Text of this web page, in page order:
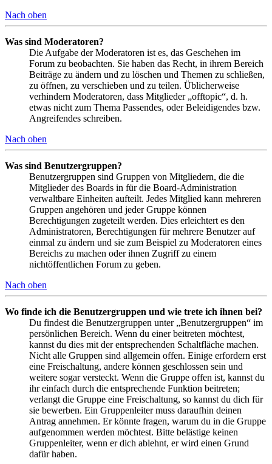
Nach oben
Was sind Moderatoren?
Die Aufgabe der Moderatoren ist es, das Geschehen im
Forum zu beobachten. Sie haben das Recht, in ihrem Bereich
Beiträge zu ändern und zu löschen und Themen zu schließen,
zu öffnen, zu verschieben und zu teilen. Üblicherweise
verhindern Moderatoren, dass Mitglieder „offtopic“, d. h.
etwas nicht zum Thema Passendes, oder Beleidigendes bzw.
Angreifendes schreiben.
Nach oben
Was sind Benutzergruppen?
Benutzergruppen sind Gruppen von Mitgliedern, die die
Mitglieder des Boards in für die Board-Administration
verwaltbare Einheiten aufteilt. Jedes Mitglied kann mehreren
Gruppen angehören und jeder Gruppe können
Berechtigungen zugeteilt werden. Dies erleichtert es den
Administratoren, Berechtigungen für mehrere Benutzer auf
einmal zu ändern und sie zum Beispiel zu Moderatoren eines
Bereichs zu machen oder ihnen Zugriff zu einem
nichtöffentlichen Forum zu geben.
Nach oben
Wo finde ich die Benutzergruppen und wie trete ich ihnen bei?
Du findest die Benutzergruppen unter „Benutzergruppen“ im
persönlichen Bereich. Wenn du einer beitreten möchtest,
kannst du dies mit der entsprechenden Schaltfläche machen.
Nicht alle Gruppen sind allgemein offen. Einige erfordern erst
eine Freischaltung, andere können geschlossen sein und
weitere sogar versteckt. Wenn die Gruppe offen ist, kannst du
ihr einfach durch die entsprechende Funktion beitreten;
verlangt die Gruppe eine Freischaltung, so kannst du dich für
sie bewerben. Ein Gruppenleiter muss daraufhin deinen
Antrag annehmen. Er könnte fragen, warum du in die Gruppe
aufgenommen werden möchtest. Bitte belästige keinen
Gruppenleiter, wenn er dich ablehnt, er wird einen Grund
dafür haben.